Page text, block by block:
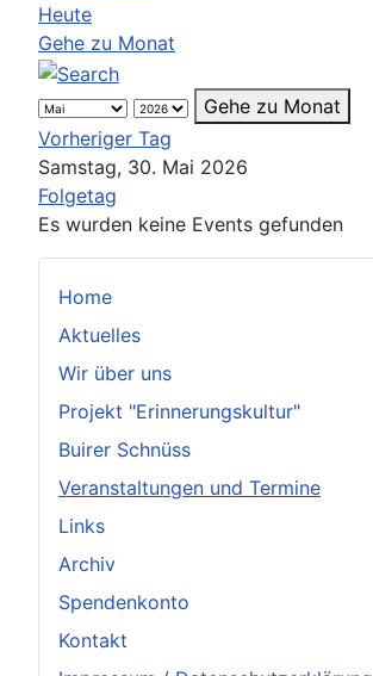
Home
Aktuelles
Wir über uns
Projekt "Erinnerungskultur"
Buirer Schnüss
Veranstaltungen und Termine
Links
Archiv
Spendenkonto
Kontakt
Heute
Gehe zu Monat
Gehe zu Monat
Vorheriger Tag
Samstag, 30. Mai 2026
Folgetag
Es wurden keine Events gefunden